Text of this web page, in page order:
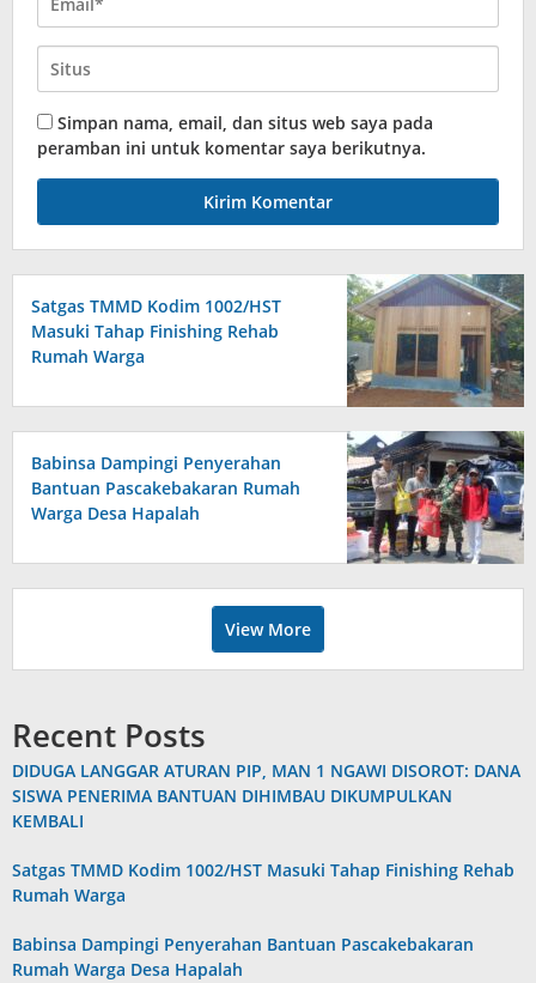
Simpan nama, email, dan situs web saya pada
peramban ini untuk komentar saya berikutnya.
Satgas TMMD Kodim 1002/HST
Masuki Tahap Finishing Rehab
Rumah Warga
Babinsa Dampingi Penyerahan
Bantuan Pascakebakaran Rumah
Warga Desa Hapalah
View More
Recent Posts
DIDUGA LANGGAR ATURAN PIP, MAN 1 NGAWI DISOROT: DANA
SISWA PENERIMA BANTUAN DIHIMBAU DIKUMPULKAN
KEMBALI
Satgas TMMD Kodim 1002/HST Masuki Tahap Finishing Rehab
Rumah Warga
Babinsa Dampingi Penyerahan Bantuan Pascakebakaran
Rumah Warga Desa Hapalah